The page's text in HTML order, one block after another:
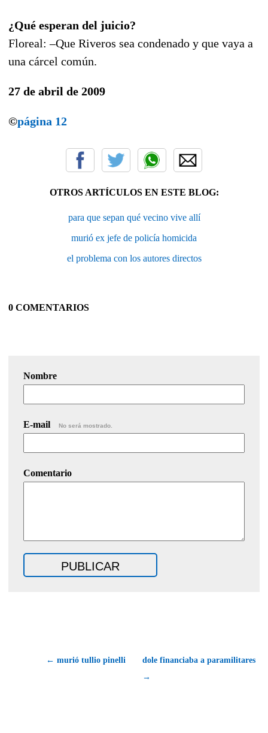
¿Qué esperan del juicio?
Floreal: –Que Riveros sea condenado y que vaya a
una cárcel común.
27 de abril de 2009
©página 12
OTROS ARTÍCULOS EN ESTE BLOG:
para que sepan qué vecino vive allí
murió ex jefe de policía homicida
el problema con los autores directos
0 COMENTARIOS
Nombre
E-mail No será mostrado.
Comentario
← murió tullio pinelli
dole financiaba a paramilitares
→